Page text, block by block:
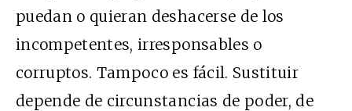
puedan o quieran deshacerse de los
incompetentes, irresponsables o
corruptos. Tampoco es fácil. Sustituir
depende de circunstancias de poder, de